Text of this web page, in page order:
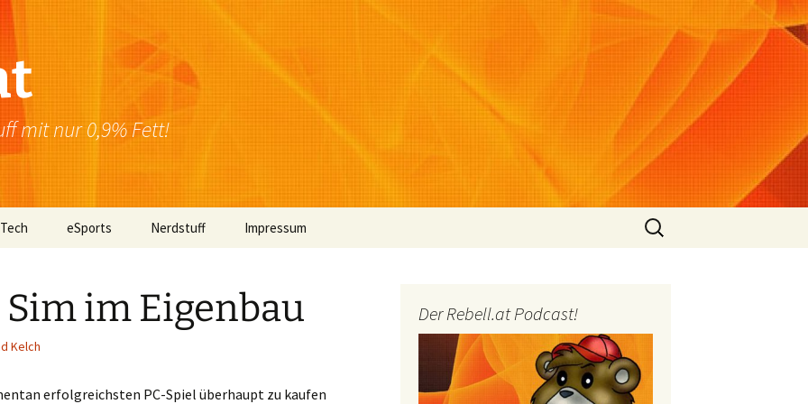
mit nur 0,9% Fett!
Mac OS
Linux
Browser
eSports Nerdstuff Impressum
Suchen
nach:
Sim im Eigenbau
Kelch
erfolgreichsten PC-Spiel überhaupt zu kaufen
Der Rebell.at Podcast!